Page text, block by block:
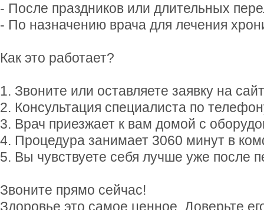
- После праздников или длительных
- По назначению врача для лечения
Как это работает?
1. Звоните или оставляете заявку на
2. Консультация специалиста по
3. Врач приезжает к вам домой с
4. Процедура занимает 3060 минут в
5. Вы чувствуете себя лучше уже после
Звоните прямо сейчас!
Здоровье это самое ценное. Доверьте